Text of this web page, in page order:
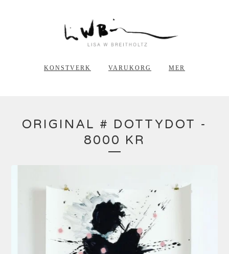
KONSTVERK VARUKORG MER
ORIGINAL # DOTTYDOT -
8000 KR